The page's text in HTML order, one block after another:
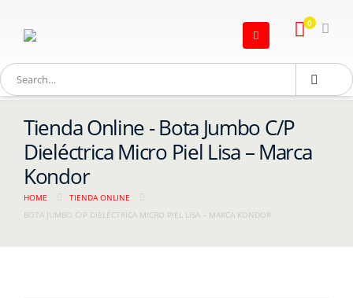
0
Tienda Online - Bota Jumbo C/P
Dieléctrica Micro Piel Lisa – Marca
Kondor
HOME
TIENDA ONLINE
BOTA JUMBO C/P DIELÉCTRICA MICRO PIEL LISA – MARCA KONDOR